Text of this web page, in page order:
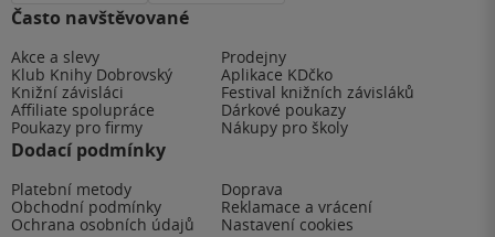
Často navštěvované
Akce a slevy
Prodejny
Klub Knihy Dobrovský
Aplikace KDčko
Knižní závisláci
Festival knižních závisláků
Affiliate spolupráce
Dárkové poukazy
Poukazy pro firmy
Nákupy pro školy
Dodací podmínky
Platební metody
Doprava
Obchodní podmínky
Reklamace a vrácení
Ochrana osobních údajů
Nastavení cookies